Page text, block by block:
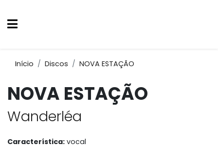
Início Discos NOVA ESTAÇÃO
NOVA ESTAÇÃO
Wanderléa
Característica: vocal